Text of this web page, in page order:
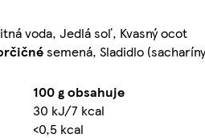
voda, Jedlá soľ, Kvasný ocot
semená, Sladidlo
100 g obsahuje
30 kJ/7 kcal
<0,5 kcal